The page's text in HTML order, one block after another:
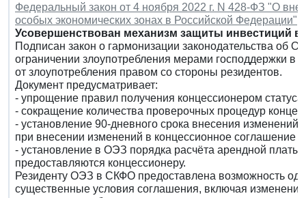
Федеральный закон от 4 ноября 2022 г. N 428-ФЗ "О
особых экономических зонах в Российской Федерации"
Усовершенствован механизм защиты инвестиций в
Подписан закон о гармонизации законодательства об
ограничении злоупотребления мерами господдержки
от злоупотребления правом со стороны резидентов.
Документ предусматривает:
- упрощение правил получения концессионером статуса
- сокращение количества проверочных процедур
- установление 90-дневного срока внесения
при внесении изменений в концессионное соглашение
- установление в ОЭЗ порядка расчёта арендной платы
предоставляются концессионеру.
Резиденту ОЭЗ в СКФО предоставлена возможность
существенные условия соглашения, включая